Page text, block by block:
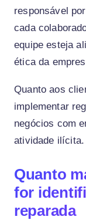
responsável
cada
equipe esteja
ética da
Quanto aos
implementar
negócios com
atividade ilícita.
Quanto
for
reparada